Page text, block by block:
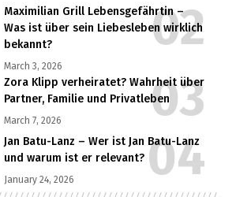
Maximilian Grill Lebensgefährtin –
Was ist über sein Liebesleben wirklich
bekannt?
March 3, 2026
Zora Klipp verheiratet? Wahrheit über
Partner, Familie und Privatleben
March 7, 2026
Jan Batu-Lanz – Wer ist Jan Batu-Lanz
und warum ist er relevant?
January 24, 2026